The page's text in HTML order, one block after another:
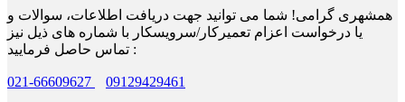
همشهری گرامی! شما می توانید جهت دریافت اطلاعات، سوالات و
یا درخواست اعزام تعمیرکار/سرویسکار با شماره های ذیل نیز
تماس حاصل فرمایید :
021-66609627 09129429461